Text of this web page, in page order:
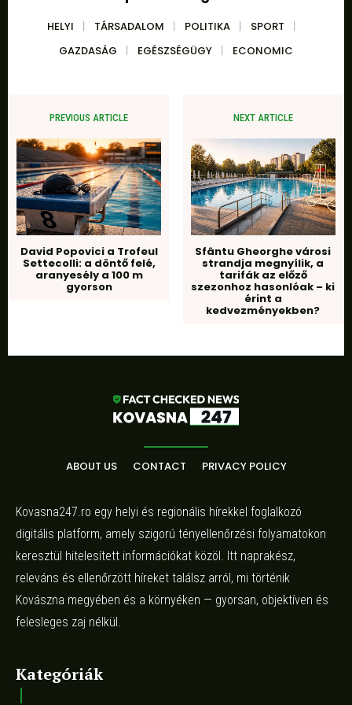
HELYI TÁRSADALOM POLITIKA
SPORT
GAZDASÁG
EGÉSZSÉGÜGY ECONOMIC
PREVIOUS ARTICLE
David Popovici a Trofeul
Settecolli: a döntő felé,
aranyesély a 100 m
gyorson
NEXT ARTICLE
Sfântu Gheorghe városi
strandja megnyílik, a
tarifák az előző
szezonhoz hasonlóak – ki
érint a
kedvezményekben?
ABOUT US CONTACT PRIVACY POLICY
Kovasna247.ro egy helyi és regionális hírekkel foglalkozó
digitális platform, amely szigorú tényellenőrzési folyamatokon
keresztül hitelesített információkat közöl. Itt naprakész,
releváns és ellenőrzött híreket találsz arról, mi történik
Kovászna megyében és a környéken — gyorsan, objektíven és
felesleges zaj nélkül.
Kategóriák